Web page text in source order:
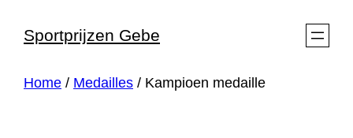
naar
inhoud
Sportprijzen Gebe
Home / Medailles / Kampioen medaille